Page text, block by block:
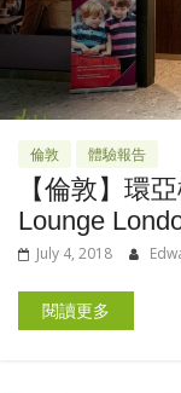
倫敦 體驗報告
【倫敦】環
Lounge
July 4, 2018
閱讀更多